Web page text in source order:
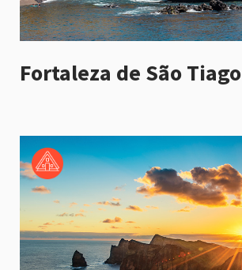
Fortaleza de São Tiago